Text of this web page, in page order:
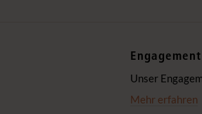
Unser
Mehr erfahren